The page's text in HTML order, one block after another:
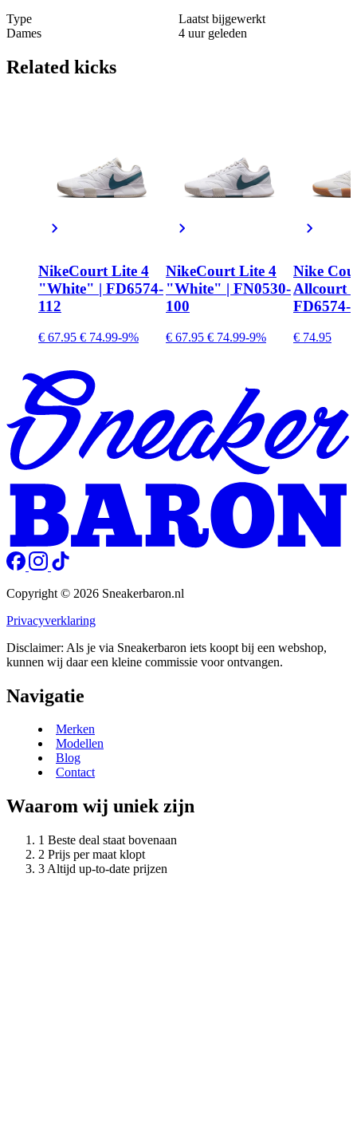
Type
Dames
Laatst bijgewerkt
4 uur geleden
Related kicks
NikeCourt Lite 4
"White" | FD6574-
112
€ 67.95 € 74.99-9%
NikeCourt Lite 4
"White" | FN0530-
100
€ 67.95 € 74.99-9%
Nike
Allcourt
FD6574-
€ 74.95
Copyright © 2026 Sneakerbaron.nl
Privacyverklaring
Disclaimer: Als je via Sneakerbaron iets koopt bij een webshop,
kunnen wij daar een kleine commissie voor ontvangen.
Navigatie
Merken
Modellen
Blog
Contact
Waarom wij uniek zijn
Beste deal staat bovenaan
Prijs per maat klopt
Altijd up-to-date prijzen